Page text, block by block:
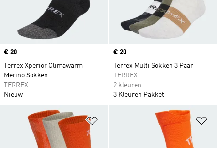
Price
€ 20
Terrex Xperior Climawarm
Merino Sokken
TERREX
Nieuw
Price
€ 20
Terrex Multi Sokken 3 Paar
TERREX
2 kleuren
3 Kleuren Pakket
Op verlanglijst zetten